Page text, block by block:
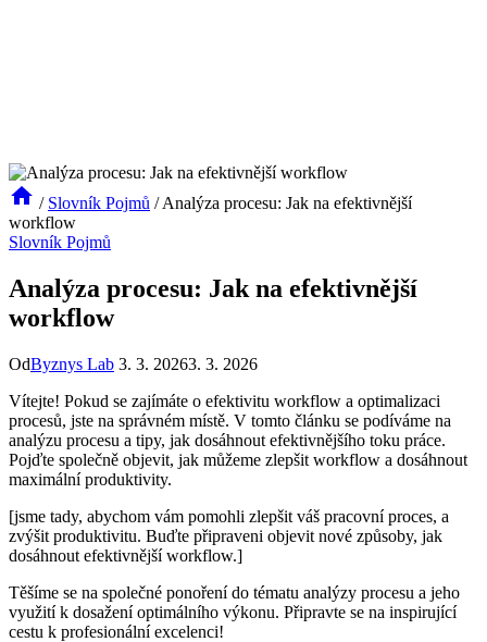
/ Slovník Pojmů / Analýza procesu: Jak na efektivnější
workflow
Slovník Pojmů
Analýza procesu: Jak na efektivnější
workflow
OdByznys Lab 3. 3. 20263. 3. 2026
Vítejte! Pokud se zajímáte o efektivitu workflow a optimalizaci
procesů, jste na správném místě. V tomto článku se podíváme na
analýzu procesu a tipy, jak dosáhnout efektivnějšího toku práce.
Pojďte společně objevit, jak můžeme zlepšit workflow a dosáhnout
maximální produktivity.
[jsme tady, abychom vám pomohli zlepšit váš pracovní proces, a
zvýšit produktivitu. Buďte připraveni objevit nové způsoby, jak
dosáhnout efektivnější workflow.]
Těšíme se na společné ponoření do tématu analýzy procesu a jeho
využití k dosažení optimálního výkonu. Připravte se na inspirující
cestu k profesionální excelenci!